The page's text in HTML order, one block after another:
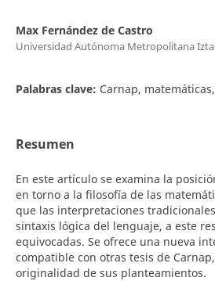
Max Fernández de Castro
Universidad Autónoma Metropolitana
Palabras clave: Carnap,
Resumen
En este artículo se examina la
en torno a la filosofía de las
que las interpretaciones
sintaxis lógica del lenguaje, a este
equivocadas. Se ofrece una nueva
compatible con otras tesis de
originalidad de sus planteamientos.